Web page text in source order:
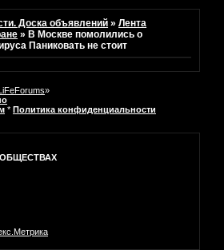
Доска объявлений »Лента
»В Москве помолились о
Паниковать не стоит
»
* Политика конфиденциальности